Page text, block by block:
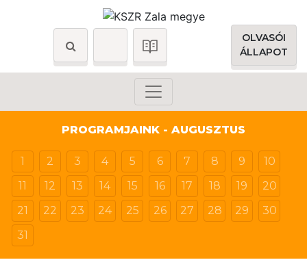
OLVASÓI
ÁLLAPOT
PROGRAMJAINK - AUGUSZTUS
1 2 3 4 5 6 7 8 9
10
11
12 13 14 15 16 17 18 19
20
21
22 23 24 25 26 27 28 29
30
31